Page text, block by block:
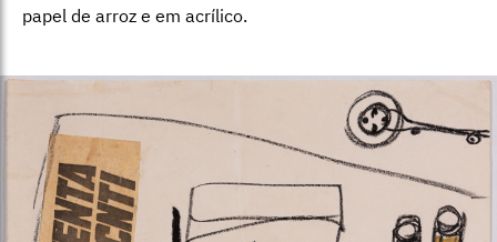
papel de arroz e em acrílico.